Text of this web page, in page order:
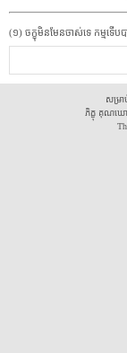
​(​១​)​ ​ចក្ខុ​មិនមែន​ចាស់​ទេ​ ​កម្ម​ទើប
សម្រ
ភិក្ខុ គុណឃោ